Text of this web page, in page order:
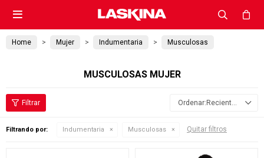

Home Mujer Indumentaria Musculosas
MUSCULOSAS MUJER
Recientes
Filtrando por: Indumentaria Musculosas Quitar filtros